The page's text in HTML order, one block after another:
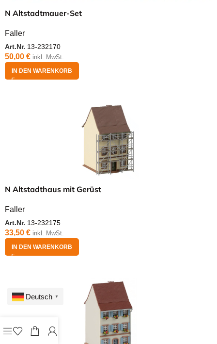
N Altstadtmauer-Set
Faller
Art.Nr. 13-232170
50,00 € inkl. MwSt.
IN DEN WARENKORB
N Altstadthaus mit Gerüst
Faller
Art.Nr. 13-232175
33,50 € inkl. MwSt.
IN DEN WARENKORB
Deutsch ▼